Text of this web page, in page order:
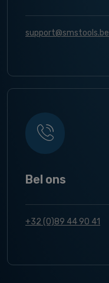
support@smstools.be
Bel ons
+32 (0)89 44 90 41